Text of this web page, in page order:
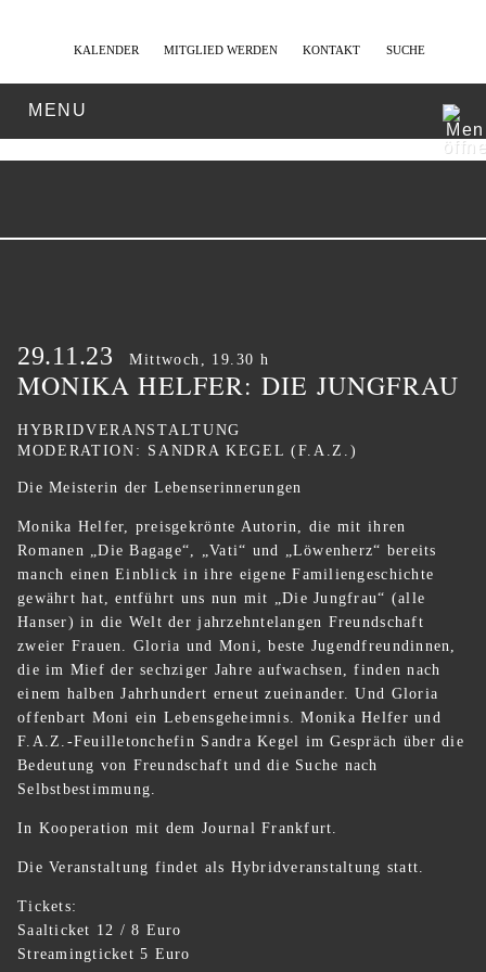
KALENDER MITGLIED WERDEN KONTAKT SUCHE
MENU
29.11.23 Mittwoch, 19.30 h
MONIKA HELFER: DIE JUNGFRAU
HYBRIDVERANSTALTUNG
MODERATION: SANDRA KEGEL (F.A.Z.)
Die Meisterin der Lebenserinnerungen
Monika Helfer, preisgekrönte Autorin, die mit ihren
Romanen „Die Bagage“, „Vati“ und „Löwenherz“ bereits
manch einen Einblick in ihre eigene Familiengeschichte
gewährt hat, entführt uns nun mit „Die Jungfrau“ (alle
Hanser) in die Welt der jahrzehntelangen Freundschaft
zweier Frauen. Gloria und Moni, beste Jugendfreundinnen,
die im Mief der sechziger Jahre aufwachsen, finden nach
einem halben Jahrhundert erneut zueinander. Und Gloria
offenbart Moni ein Lebensgeheimnis. Monika Helfer und
F.A.Z.-Feuilletonchefin Sandra Kegel im Gespräch über die
Bedeutung von Freundschaft und die Suche nach
Selbstbestimmung.
In Kooperation mit dem Journal Frankfurt.
Die Veranstaltung findet als Hybridveranstaltung statt.
Tickets:
Saalticket 12 / 8 Euro
Streamingticket 5 Euro